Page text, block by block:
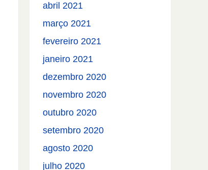
abril 2021
março 2021
fevereiro 2021
janeiro 2021
dezembro 2020
novembro 2020
outubro 2020
setembro 2020
agosto 2020
julho 2020